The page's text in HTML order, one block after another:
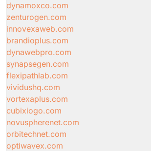
dynamoxco.com
zenturogen.com
innovexaweb.com
brandioplus.com
dynawebpro.com
synapsegen.com
flexipathlab.com
vividushq.com
vortexaplus.com
cubixiogo.com
novuspherenet.com
orbitechnet.com
optiwavex.com